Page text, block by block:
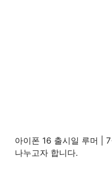
아이폰 16 출시일 루머 |
나누고자 합니다.